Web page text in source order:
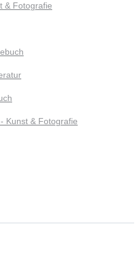
& Fotografie
Kunst & Fotografie